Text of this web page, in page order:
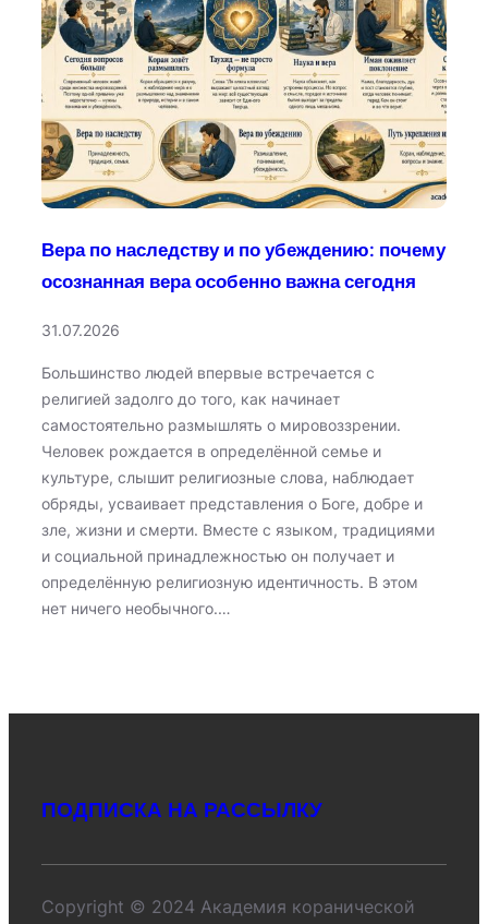
Вера по наследству и по убеждению: почему
осознанная вера особенно важна сегодня
31.07.2026
Большинство людей впервые встречается с
религией задолго до того, как начинает
самостоятельно размышлять о мировоззрении.
Человек рождается в определённой семье и
культуре, слышит религиозные слова, наблюдает
обряды, усваивает представления о Боге, добре и
зле, жизни и смерти. Вместе с языком, традициями
и социальной принадлежностью он получает и
определённую религиозную идентичность. В этом
нет ничего необычного.…
ПОДПИСКА НА РАССЫЛКУ
Copyright © 2024 Академия коранической